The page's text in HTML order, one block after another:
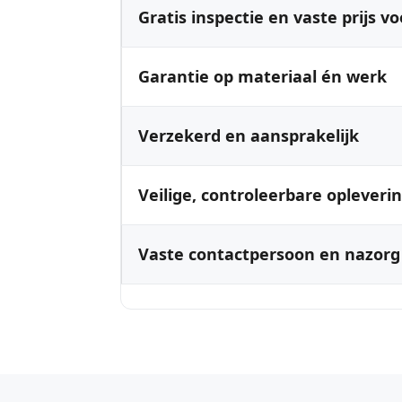
Gratis inspectie en vaste prijs
Garantie op materiaal én werk
Verzekerd en aansprakelijk
Veilige, controleerbare
Vaste contactpersoon en nazorg